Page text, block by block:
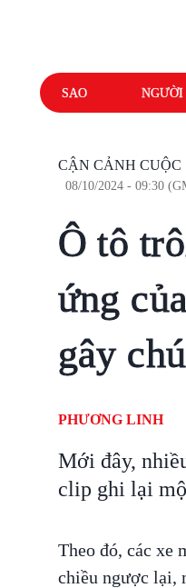
SAO
CẬN CẢNH CUỘC
08/10/2024 - 09:30
Ô tô
ứng
gây
PHƯƠNG LINH
Mới đây,
clip ghi lại
Theo đó, các xe
chiều ngược lại,